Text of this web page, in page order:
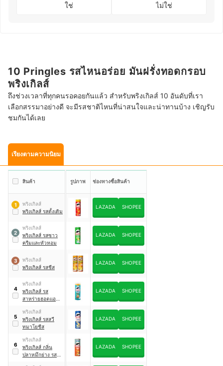
ใช่ ไม่ใช่
10 Pringles รสไหนอร่อย มันฝรั่งทอดกรอบ
พริงเกิลส์
ถึงช่วงเวลาที่ทุกคนรอคอยกันแล้ว สำหรับพริงเกิลส์ 10 อันดับที่เรา
เลือกสรรมาอย่างดี จะมีรสชาติไหนที่น่าสนใจและน่าทานบ้าง เชิญรับ
ชมกันได้เลย
เรียงตามความนิยม
สินค้า รูปภาพ ช่องทางซื้อสินค้า
1
พริงเกิลส์
พริงเกิลส์ รสดั้งเดิม
LAZADA SHOPEE
2
พริงเกิลส์
พริงเกิลส์ รสซาว
ครีมและหัวหอม
LAZADA SHOPEE
3
พริงเกิลส์
พริงเกิลส์ รสชีส
LAZADA SHOPEE
4
พริงเกิลส์
พริงเกิลส์ รส
สาหร่ายฮอตแอนด์
LAZADA SHOPEE
5
พริงเกิลส์
พริงเกิลส์ รสสวี
ทมาโยชีส
LAZADA SHOPEE
6
พริงเกิลส์
พริงเกิลส์ กลิ่น
ปลาหมึกย่าง รส
LAZADA SHOPEE